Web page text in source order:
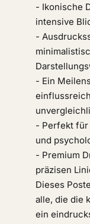
- Ikonische
intensive
-
- Ein
- Perfekt für
und
- Premium
präzisen
Dieses
alle, die die
ein